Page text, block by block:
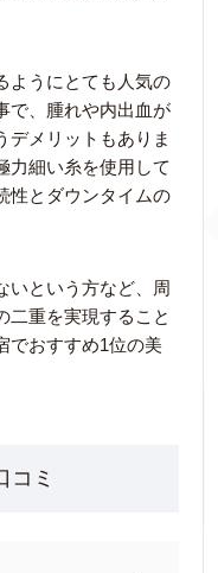
ようにとても人気の
で、腫れや内出血が
デメリットもありま
力細い糸を使用して
性とダウンタイムの
いという方など、周
二重を実現すること
でおすすめ1位の美
コミ